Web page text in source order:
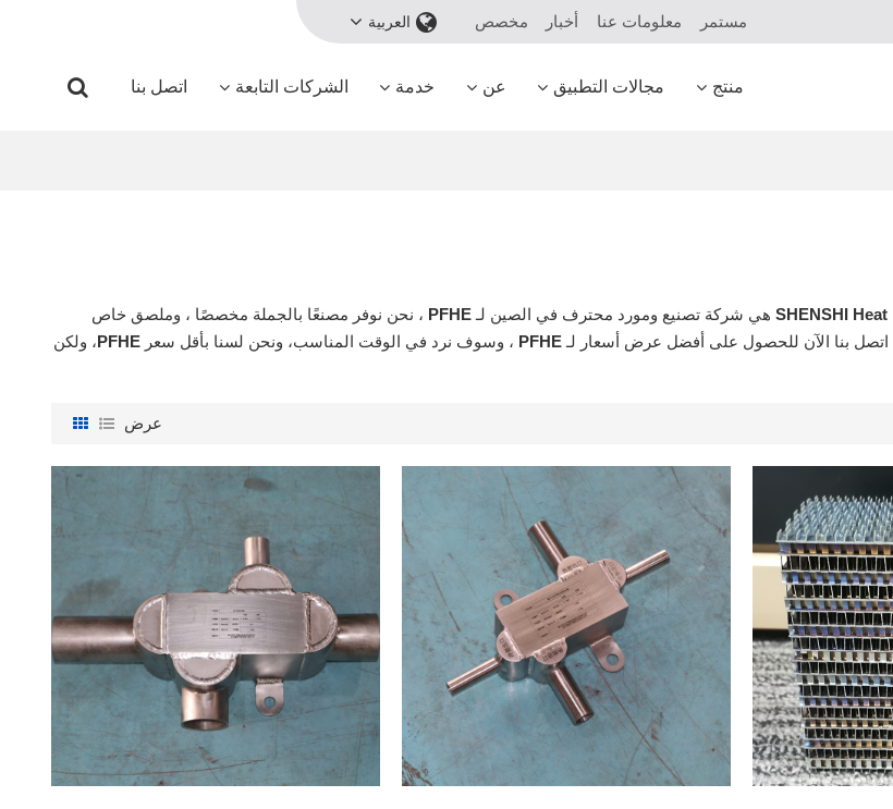
مستمر معلومات عنا أخبار مخصص العربية
منتج مجالات التطبيق عن خدمة الشركات التابعة اتصل بنا
SHENSHIهي شركة تصنيع ومورد محترف في الصين لـ PFHE ، نحن نوفر مصنعًا بالجملة مخصصًا ، وملصق خاص
اتصل بنا الآن للحصول على أفضل عرض أسعار لـ PFHE ، وسوف نرد في الوقت المناسب، ونحن لسنا بأقل سعر PFHE، ولكن
عرض